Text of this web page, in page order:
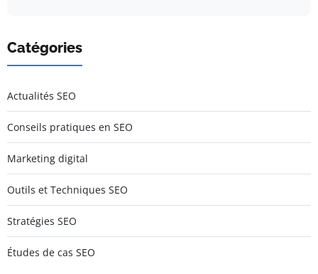
Catégories
Actualités SEO
Conseils pratiques en SEO
Marketing digital
Outils et Techniques SEO
Stratégies SEO
Études de cas SEO